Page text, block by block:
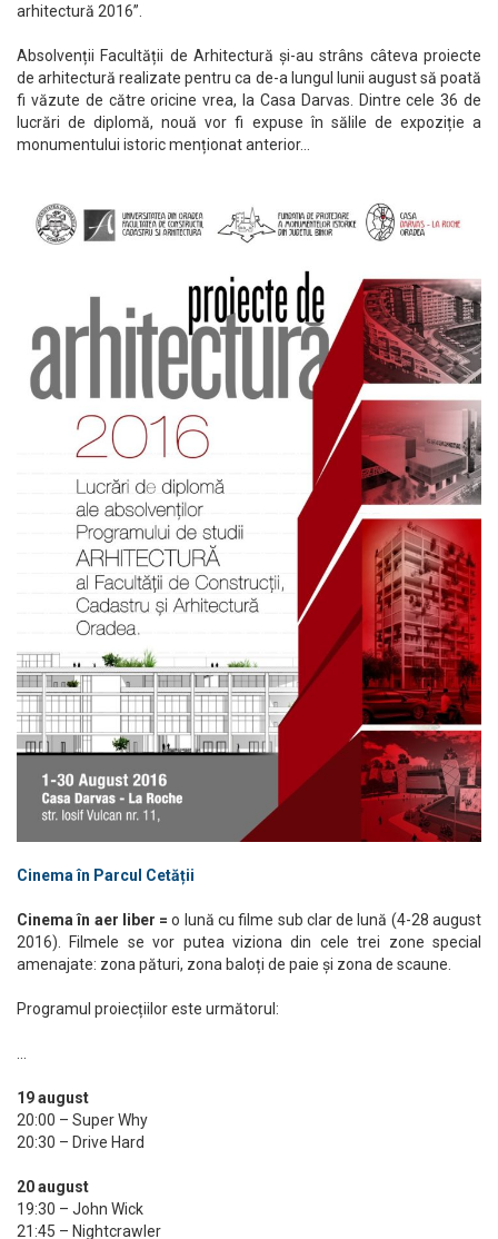
arhitectură 2016”.
Absolvenții Facultății de Arhitectură și-au strâns câteva proiecte
de arhitectură realizate pentru ca de-a lungul lunii august să poată
fi văzute de către oricine vrea, la Casa Darvas. Dintre cele 36 de
lucrări de diplomă, nouă vor fi expuse în sălile de expoziție a
monumentului istoric menționat anterior…
Cinema în Parcul Cetății
Cinema în aer liber = o lună cu filme sub clar de lună (4-28 august
2016). Filmele se vor putea viziona din cele trei zone special
amenajate: zona pături, zona baloți de paie și zona de scaune.
Programul proiecțiilor este următorul:
19 august
20:00 – Super Why
20:30 – Drive Hard
20 august
19:30 – John Wick
21:45 – Nightcrawler